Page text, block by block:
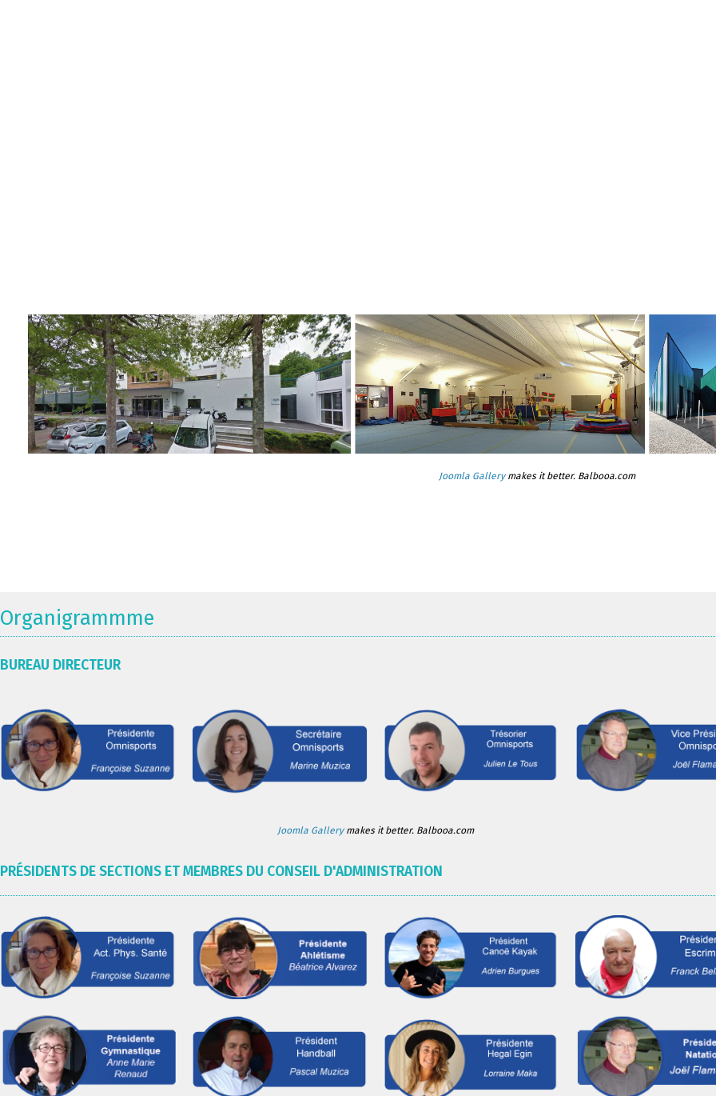
Joomla Gallerymakes it better. Balbooa.com
Organigrammme
BUREAU DIRECTEUR
Joomla Gallerymakes it better. Balbooa.com
PRÉSIDENTS DE SECTIONS ET MEMBRES DU CONSEIL D'ADMINISTRATION